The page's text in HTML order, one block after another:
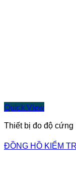
Quick View
Thiết bị đo độ cứng
ĐỒNG HỒ KIỂM